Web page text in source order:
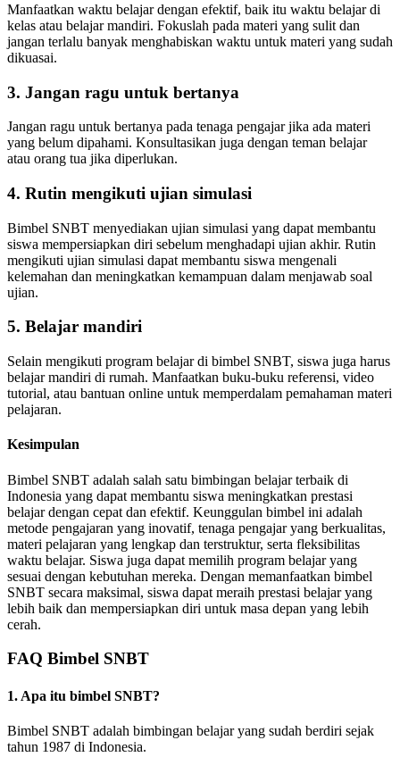
Manfaatkan waktu belajar dengan efektif, baik itu waktu belajar di
kelas atau belajar mandiri. Fokuslah pada materi yang sulit dan
jangan terlalu banyak menghabiskan waktu untuk materi yang sudah
dikuasai.
3. Jangan ragu untuk bertanya
Jangan ragu untuk bertanya pada tenaga pengajar jika ada materi
yang belum dipahami. Konsultasikan juga dengan teman belajar
atau orang tua jika diperlukan.
4. Rutin mengikuti ujian simulasi
Bimbel SNBT menyediakan ujian simulasi yang dapat membantu
siswa mempersiapkan diri sebelum menghadapi ujian akhir. Rutin
mengikuti ujian simulasi dapat membantu siswa mengenali
kelemahan dan meningkatkan kemampuan dalam menjawab soal
ujian.
5. Belajar mandiri
Selain mengikuti program belajar di bimbel SNBT, siswa juga harus
belajar mandiri di rumah. Manfaatkan buku-buku referensi, video
tutorial, atau bantuan online untuk memperdalam pemahaman materi
pelajaran.
Kesimpulan
Bimbel SNBT adalah salah satu bimbingan belajar terbaik di
Indonesia yang dapat membantu siswa meningkatkan prestasi
belajar dengan cepat dan efektif. Keunggulan bimbel ini adalah
metode pengajaran yang inovatif, tenaga pengajar yang berkualitas,
materi pelajaran yang lengkap dan terstruktur, serta fleksibilitas
waktu belajar. Siswa juga dapat memilih program belajar yang
sesuai dengan kebutuhan mereka. Dengan memanfaatkan bimbel
SNBT secara maksimal, siswa dapat meraih prestasi belajar yang
lebih baik dan mempersiapkan diri untuk masa depan yang lebih
cerah.
FAQ Bimbel SNBT
1. Apa itu bimbel SNBT?
Bimbel SNBT adalah bimbingan belajar yang sudah berdiri sejak
tahun 1987 di Indonesia.